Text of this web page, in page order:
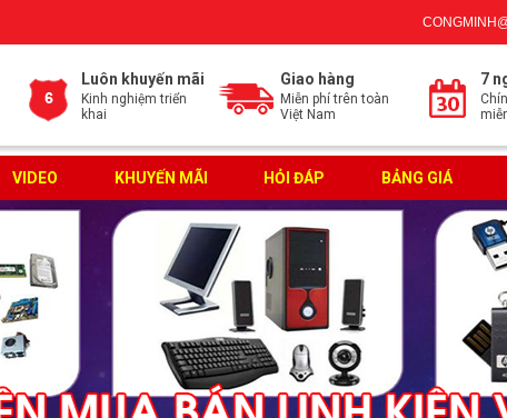
Luôn khuyến mãi
Kinh nghiệm triển
khai
Giao hàng
Miễn phí trên toàn
Việt Nam
7
VIDEO KHUYẾN MÃI HỎI ĐÁP BẢNG GIÁ